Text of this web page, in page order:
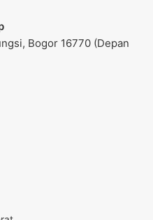
Bogor 16770 (Depan